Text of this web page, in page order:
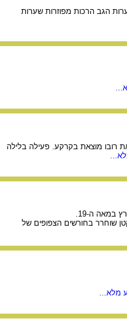
הגב הרכות מפוזרות שערות
רובו מוצאת בקרקע. פעילה בלילה
במאה ה-19.
שוחרר בחורשים הצפופים של
מלא...